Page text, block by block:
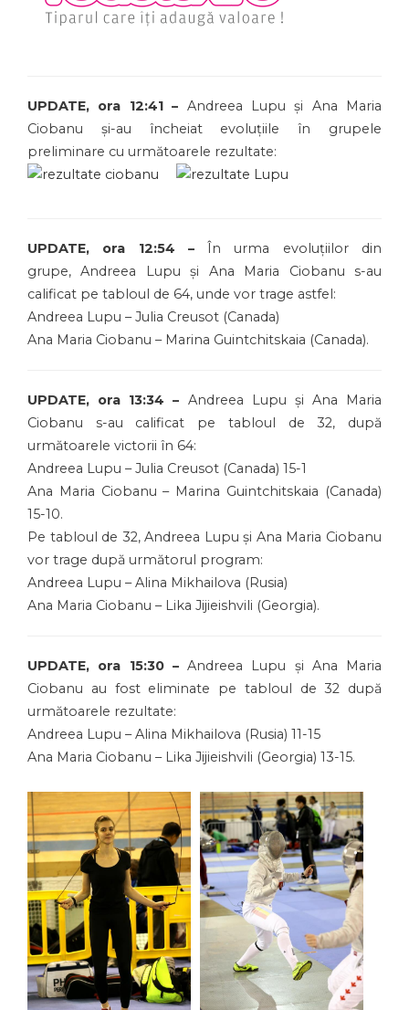
UPDATE, ora 12:41 – Andreea Lupu și Ana Maria
Ciobanu și-au încheiat evoluțiile în grupele
preliminare cu următoarele rezultate:
UPDATE, ora 12:54 –În urma evoluțiilor din
grupe, Andreea Lupu și Ana Maria Ciobanu s-au
calificat pe tabloul de 64, unde vor trage astfel:
Andreea Lupu – Julia Creusot (Canada)
Ana Maria Ciobanu – Marina Guintchitskaia (Canada).
UPDATE, ora 13:34 – Andreea Lupu și Ana Maria
Ciobanu s-au calificat pe tabloul de 32, după
următoarele victorii în 64:
Andreea Lupu – Julia Creusot (Canada) 15-1
Ana Maria Ciobanu – Marina Guintchitskaia (Canada)
15-10.
Pe tabloul de 32, Andreea Lupu și Ana Maria Ciobanu
vor trage după următorul program:
Andreea Lupu – Alina Mikhailova (Rusia)
Ana Maria Ciobanu – Lika Jijieishvili (Georgia).
UPDATE, ora 15:30 – Andreea Lupu și Ana Maria
Ciobanu au fost eliminate pe tabloul de 32 după
următoarele rezultate:
Andreea Lupu – Alina Mikhailova (Rusia) 11-15
Ana Maria Ciobanu – Lika Jijieishvili (Georgia) 13-15.